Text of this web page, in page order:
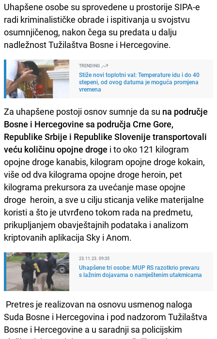
Uhapšene osobe su sprovedene u prostorije SIPA-e
radi kriminalističke obrade i ispitivanja u svojstvu
osumnjičenog, nakon čega su predata u dalju
nadležnost Tužilaštva Bosne i Hercegovine.
TRENDING
Stiže novi toplotni val: Temperature idu i do 40
stepeni, od ovog datuma je moguća promjena
vremena
Za uhapšene postoji osnov sumnje da su na područje
Bosne i Hercegovine sa područja Crne Gore,
Republike Srbije i Republike Slovenije transportovali
veću količinu opojne droge i to oko 121 kilogram
opojne droge kanabis, kilogram opojne droge kokain,
više od dva kilograma opojne droge heroin, pet
kilograma prekursora za uvećanje mase opojne
droge heroin, a sve u cilju sticanja velike materijalne
koristi a što je utvrđeno tokom rada na predmetu,
prikupljanjem obavještajnih podataka i analizom
kriptovanih aplikacija Sky i Anom.
23.11.23. 09:35
Uhapšene tri osobe: MUP RS razotkrio prevaru
s lažnim dojavama o namještenim utakmicama
Pretres je realizovan na osnovu usmenog naloga
Suda Bosne i Hercegovina i pod nadzorom Tužilaštva
Bosne i Hercegovine a u saradnji sa policijskim